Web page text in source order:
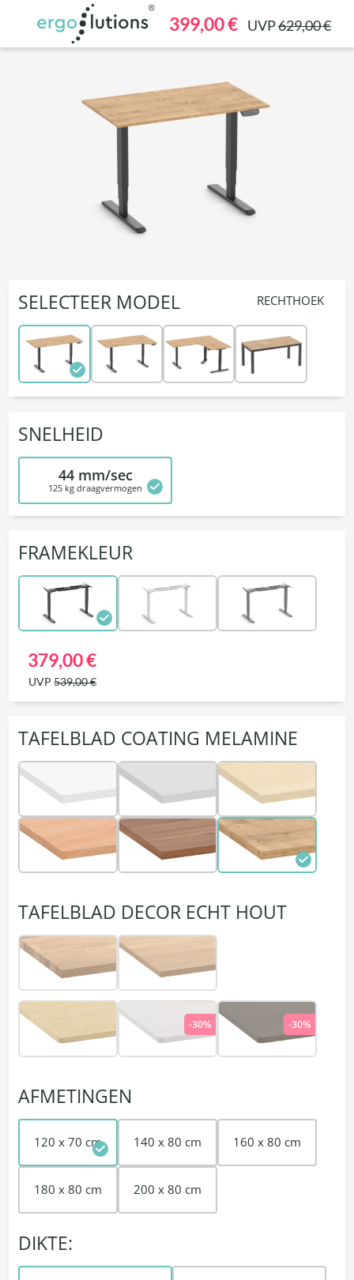
399,00 € UVP629,00 €
SELECTEER MODEL RECHTHOEK
SNELHEID
44 mm/sec
125 kg draagvermogen
FRAMEKLEUR
379,00 €
UVP539,00 €
TAFELBLAD COATING MELAMINE
TAFELBLAD DECOR ECHT HOUT
-30% -30%
AFMETINGEN
120 x 70 cm 140 x 80 cm 160 x 80 cm
180 x 80 cm 200 x 80 cm
DIKTE: